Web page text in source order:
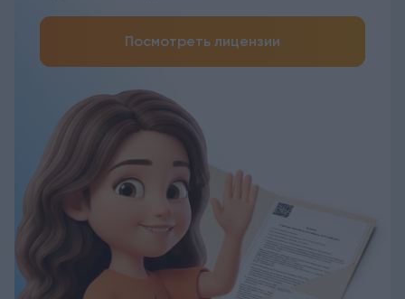
Посмотреть лицензии